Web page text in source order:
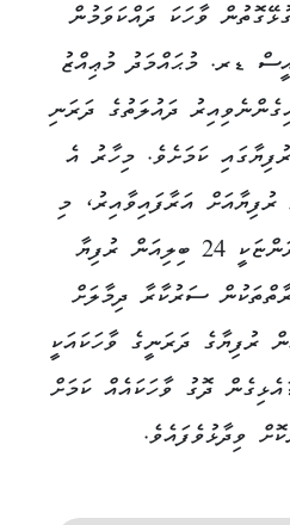
ވާހަކަ ދައްކަވަމުން
ޑރ. މުޙައްމަދު މުޢިއްޒު
ދައުލަތުގެ ދަރަނި
ރުފިޔާގައި ކަމަށެވެ. މިހާރު އެ
ބިލިއަން ރުފިޔާއަށް އަރާފައިވާއިރު، މި
ސަރުކާރުން ނެގި ދަރަންޏަކީ 24 ބިލިއަން ރުފިޔާ
ސަރުކާރާ ދިމާލަށް
60 ބިލިއަން ރުފިޔާގެ ދަރަނީގެ ވާހަކައަކީ
ދޮގު ވާހަކައެއް ކަމަށް
ވިދާޅުވެފައެވެ.